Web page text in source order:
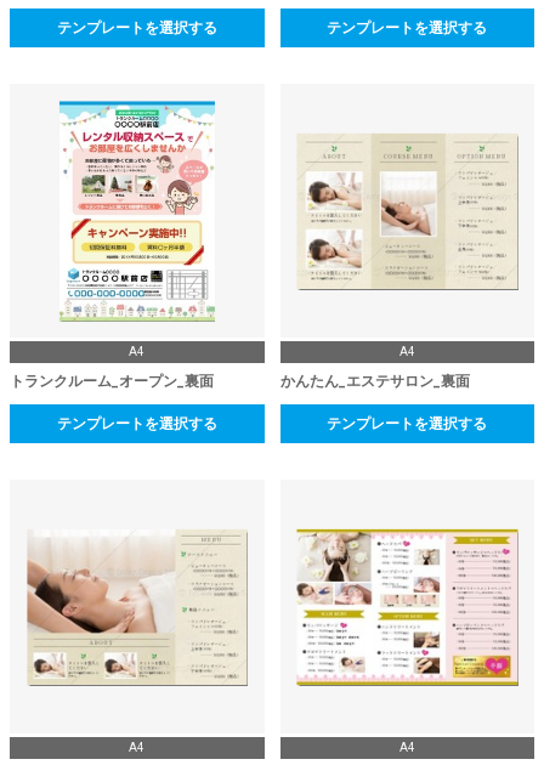
テンプレートを選択する テンプレートを選択する
A4
トランクルーム_オープン_裏面
テンプレートを選択する
A4
かんたん_エステサロン_裏面
テンプレートを選択する
A4 A4